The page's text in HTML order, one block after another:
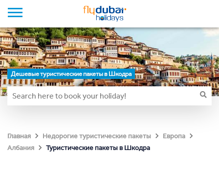
Дешевые туристические пакеты в Шкодра
Главная Недорогие туристические пакеты
Европа
Албания
Туристические пакеты в Шкодра